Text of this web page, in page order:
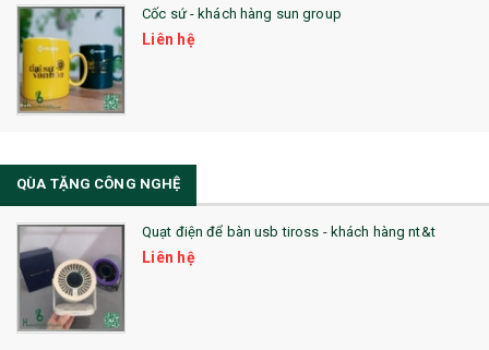
31. TÚI VẢI KHÔNG DỆT
32. TÚI VẢI BỐ
33. MŨ LƯỠI TRAI
36. QUẠT NHỰA QUẢNG CÁO
QUÀ TẶNG KHUYẾN MẠI
QUÀ TẶNG SX NHANH
QUÀ TẶNG HỘI THẢO
Cốc sứ - khách hàng sun group
Liên hệ
QÙA TẶNG CÔNG NGHỆ
Quạt điện để bàn usb tiross - khách hàng nt&t
Liên hệ